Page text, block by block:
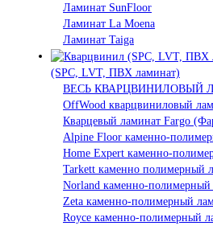
Ламинат SunFloor
Ламинат La Moena
Ламинат Taiga
(SPC, LVT, ПВХ ламинат)
ВЕСЬ КВАРЦВИНИЛОВЫЙ
OffWood кварцвиниловый
Кварцевый ламинат Fargo
Alpine Floor каменно-
Home Expert каменно-
Tarkett каменно полимерный
Norland каменно-полимерный
Zeta каменно-полимерный
Royce каменно-полимерный